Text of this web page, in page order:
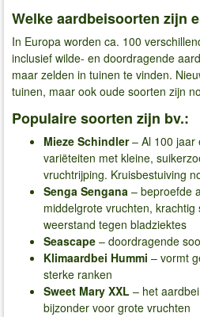
Welke aardbeisoorten zijn
In Europa worden ca. 100
inclusief wilde- en doordragende
maar zelden in tuinen te vinden.
tuinen, maar ook oude soorten zijn
Populaire soorten zijn bv.:
Mieze Schindler– Al 100 jaar
variëteiten met kleine,
vruchtrijping. Kruisbestuiving
Senga Sengana – beproefde
middelgrote vruchten,
weerstand tegen bladziektes
Seascape – doordragende
Klimaardbei Hummi – vormt
sterke ranken
Sweet Mary XXL – het
bijzonder voor grote vruchten